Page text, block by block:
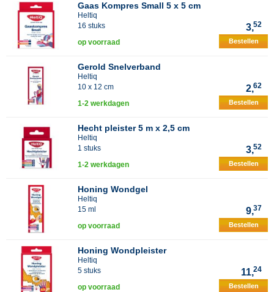
Gaas Kompres Small 5 x 5 cm
Heltiq
16 stuks
3,52
op voorraad Bestellen
Gerold Snelverband
Heltiq
10 x 12 cm
2,62
1-2 werkdagen Bestellen
Hecht pleister 5 m x 2,5 cm
Heltiq
1 stuks
3,52
1-2 werkdagen Bestellen
Honing Wondgel
Heltiq
15 ml
9,37
op voorraad Bestellen
Honing Wondpleister
Heltiq
5 stuks
11,24
op voorraad Bestellen